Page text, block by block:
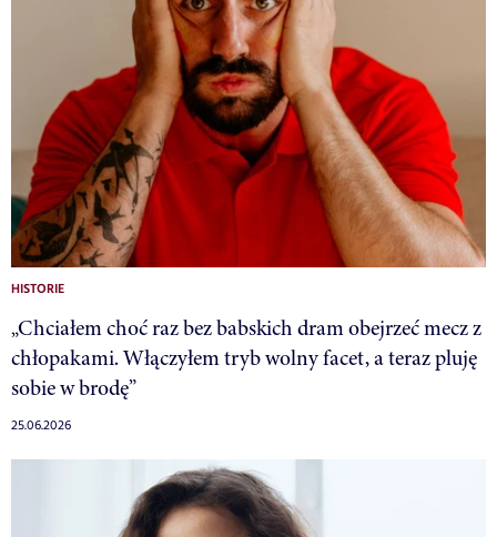
HISTORIE
„Chciałem choć raz bez babskich dram obejrzeć mecz z
chłopakami. Włączyłem tryb wolny facet, a teraz pluję
sobie w brodę”
25.06.2026